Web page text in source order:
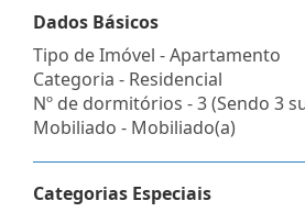
Dados Básicos
Tipo de Imóvel - Apartamento
Categoria - Residencial
Nº de dormitórios - 3 (Sendo 3
Mobiliado - Mobiliado(a)
Categorias Especiais